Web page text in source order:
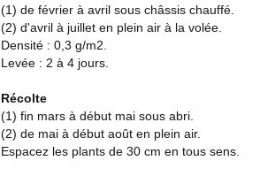
(1) de février à avril sous châssis chauffé.
(2) d'avril à juillet en plein air à la volée.
Densité : 0,3 g/m2.
Levée : 2 à 4 jours.
Récolte
(1) fin mars à début mai sous abri.
(2) de mai à début août en plein air.
Espacez les plants de 30 cm en tous sens.